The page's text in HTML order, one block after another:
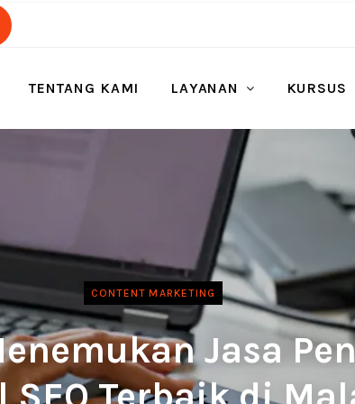
TENTANG KAMI LAYANAN KURSUS
CONTENT MARKETING
Jasa